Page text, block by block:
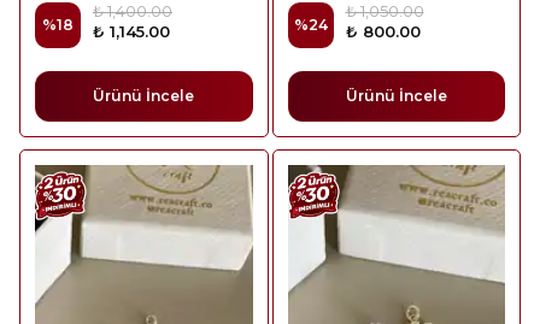
%18
₺ 1,400.00
₺ 1,145.00
Ürünü İncele
%24
₺ 1,050.00
₺ 800.00
Ürünü İncele